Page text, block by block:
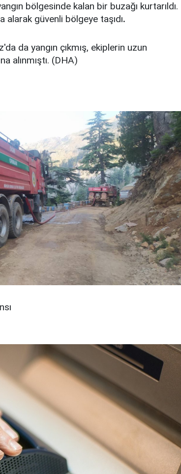
bölgesinde kalan bir buzağı kurtarıldı.
alarak güvenli bölgeye taşıdı.
da yangın çıkmış, ekiplerin uzun
alınmıştı. (DHA)